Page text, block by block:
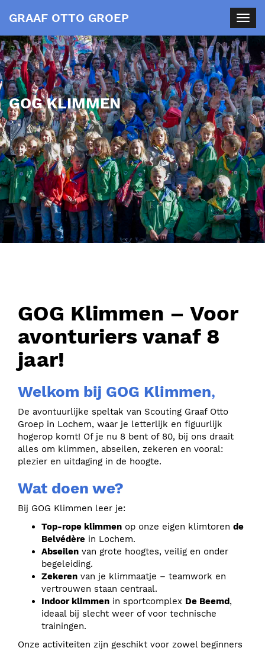
GRAAF OTTO GROEP
GOG KLIMMEN
GOG Klimmen – Voor
avonturiers vanaf 8
jaar!
Welkom bij GOG Klimmen,
De avontuurlijke speltak van Scouting Graaf Otto
Groep in Lochem, waar je letterlijk en figuurlijk
hogerop komt! Of je nu 8 bent of 80, bij ons draait
alles om klimmen, abseilen, zekeren en vooral:
plezier en uitdaging in de hoogte.
Wat doen we?
Bij GOG Klimmen leer je:
Top-rope klimmen op onze eigen klimtoren de
Belvédère in Lochem.
Abseilen van grote hoogtes, veilig en onder
begeleiding.
Zekeren van je klimmaatje – teamwork en
vertrouwen staan centraal.
Indoor klimmen in sportcomplex De Beemd,
ideaal bij slecht weer of voor technische
trainingen.
Onze activiteiten zijn geschikt voor zowel beginners